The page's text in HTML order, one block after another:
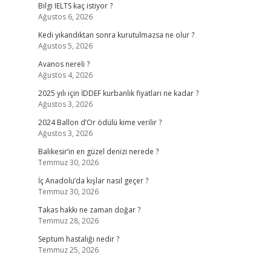
Bilgi IELTS kaç istiyor ?
Ağustos 6, 2026
Kedi yıkandıktan sonra kurutulmazsa ne olur ?
Ağustos 5, 2026
Avanos nereli ?
Ağustos 4, 2026
2025 yılı için İDDEF kurbanlık fiyatları ne kadar ?
Ağustos 3, 2026
2024 Ballon d’Or ödülü kime verilir ?
Ağustos 3, 2026
Balıkesir’in en güzel denizi nerede ?
Temmuz 30, 2026
İç Anadolu’da kışlar nasıl geçer ?
Temmuz 30, 2026
Takas hakkı ne zaman doğar ?
Temmuz 28, 2026
Septum hastalığı nedir ?
Temmuz 25, 2026